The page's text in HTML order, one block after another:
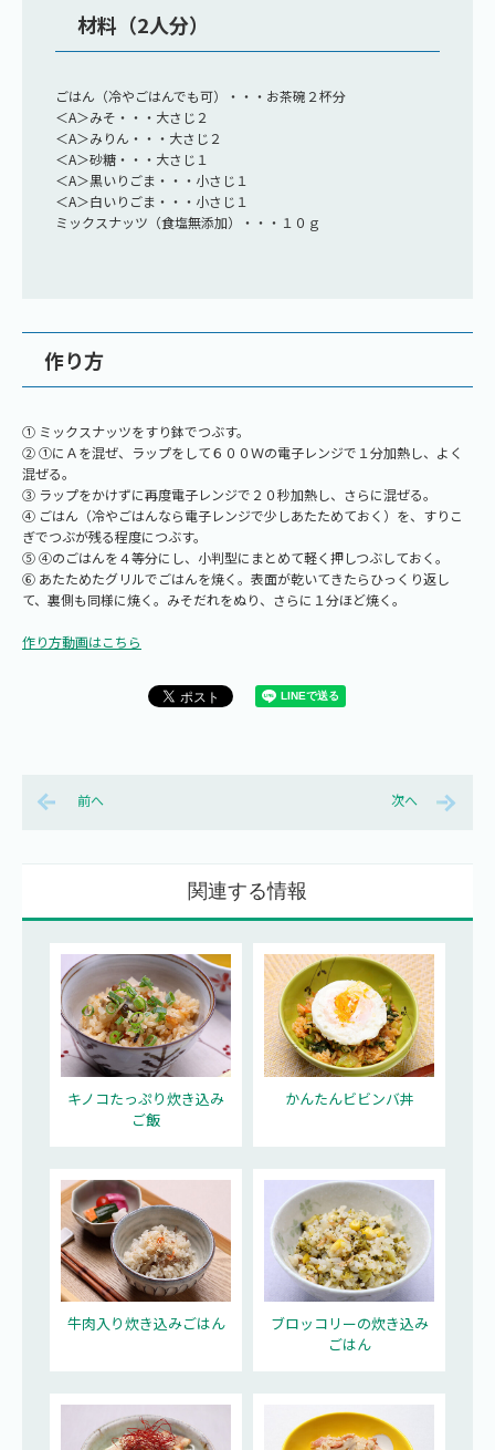
材料（2人分）
ごはん（冷やごはんでも可）・・・お茶碗２杯分
＜A＞みそ・・・大さじ２
＜A＞みりん・・・大さじ２
＜A＞砂糖・・・大さじ１
＜A＞黒いりごま・・・小さじ１
＜A＞白いりごま・・・小さじ１
ミックスナッツ（食塩無添加）・・・１０ｇ
作り方
① ミックスナッツをすり鉢でつぶす。
② ①にＡを混ぜ、ラップをして６００Ｗの電子レンジで１分加熱し、よく
混ぜる。
③ ラップをかけずに再度電子レンジで２０秒加熱し、さらに混ぜる。
④ ごはん（冷やごはんなら電子レンジで少しあたためておく）を、すりこ
ぎでつぶが残る程度につぶす。
⑤ ④のごはんを４等分にし、小判型にまとめて軽く押しつぶしておく。
⑥ あたためたグリルでごはんを焼く。表面が乾いてきたらひっくり返し
て、裏側も同様に焼く。みそだれをぬり、さらに１分ほど焼く。
作り方動画はこちら
前へ 次へ
関連する情報
キノコたっぷり炊き込み
ご飯
かんたんビビンバ丼
牛肉入り炊き込みごはん
ブロッコリーの炊き込み
ごはん